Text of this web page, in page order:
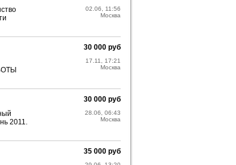
02.06, 11:56
Москва
30 000 руб
17.11, 17:21
Москва
2011.
30 000 руб
28.06, 06:43
Москва
35 000 руб